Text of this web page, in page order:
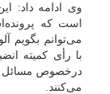
وی ادامه داد:
است که
می‌توانم بگویم
با رأی کمیته
درخصوص مسائل
می‌کنند.